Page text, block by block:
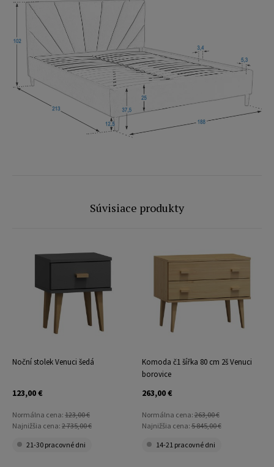
Súvisiace produkty
Noční stolek Venuci šedá
123,00 €
Normálna cena: 123,00 €
Najnižšia cena: 2 735,00 €
21-30 pracovné dni
Komoda č1 šířka 80 cm 2š Venuci
borovice
263,00 €
Normálna cena:263,00 €
Najnižšia cena:5 845,00 €
14-21 pracovné dni